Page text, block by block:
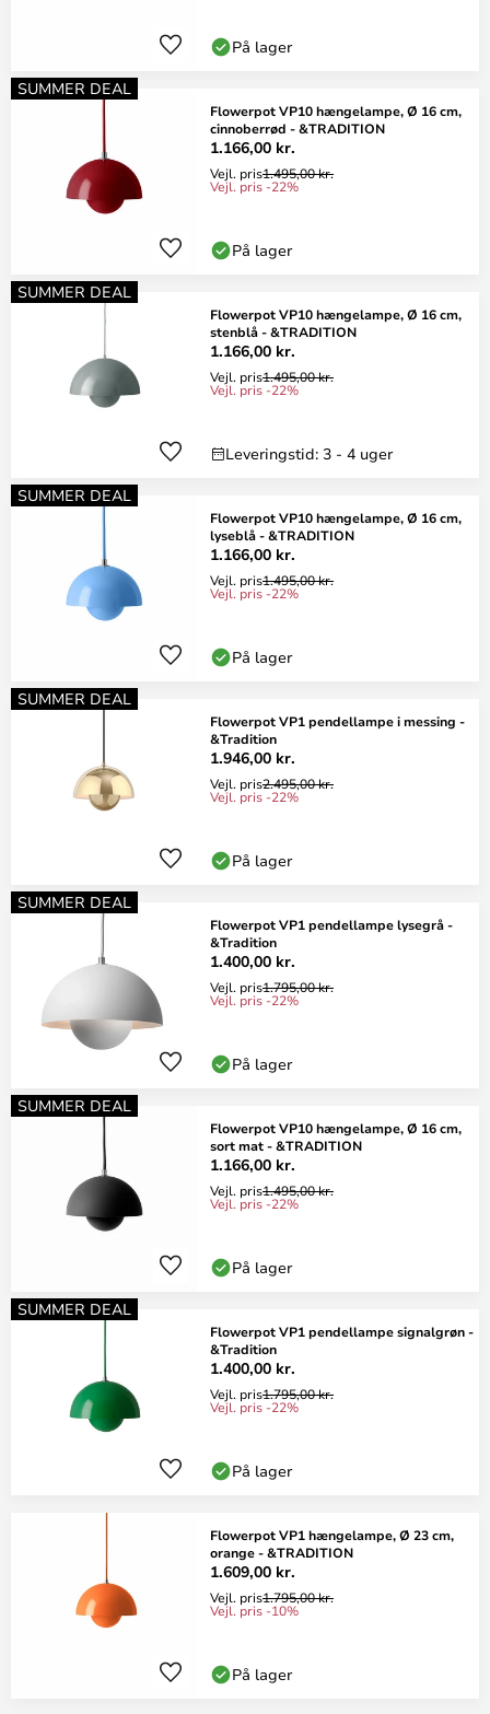
På lager
SUMMER DEAL
Flowerpot VP10 hængelampe, Ø 16 cm,
cinnoberrød - &TRADITION
1.166,00 kr.
Vejl. pris1.495,00 kr.
Vejl. pris -22%
På lager
SUMMER DEAL
Flowerpot VP10 hængelampe, Ø 16 cm,
stenblå - &TRADITION
1.166,00 kr.
Vejl. pris1.495,00 kr.
Vejl. pris -22%
Leveringstid: 3 - 4 uger
SUMMER DEAL
Flowerpot VP10 hængelampe, Ø 16 cm,
lyseblå - &TRADITION
1.166,00 kr.
Vejl. pris1.495,00 kr.
Vejl. pris -22%
På lager
SUMMER DEAL
Flowerpot VP1 pendellampe i messing -
&Tradition
1.946,00 kr.
Vejl. pris2.495,00 kr.
Vejl. pris -22%
På lager
SUMMER DEAL
Flowerpot VP1 pendellampe lysegrå -
&Tradition
1.400,00 kr.
Vejl. pris1.795,00 kr.
Vejl. pris -22%
På lager
SUMMER DEAL
Flowerpot VP10 hængelampe, Ø 16 cm,
sort mat - &TRADITION
1.166,00 kr.
Vejl. pris1.495,00 kr.
Vejl. pris -22%
På lager
SUMMER DEAL
Flowerpot VP1 pendellampe signalgrøn -
&Tradition
1.400,00 kr.
Vejl. pris1.795,00 kr.
Vejl. pris -22%
På lager
Flowerpot VP1 hængelampe, Ø 23 cm,
orange - &TRADITION
1.609,00 kr.
Vejl. pris1.795,00 kr.
Vejl. pris -10%
På lager